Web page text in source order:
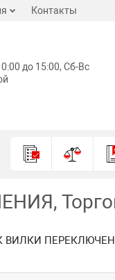
Контакты
до 15:00, Сб-Вс
ВИЛКИ